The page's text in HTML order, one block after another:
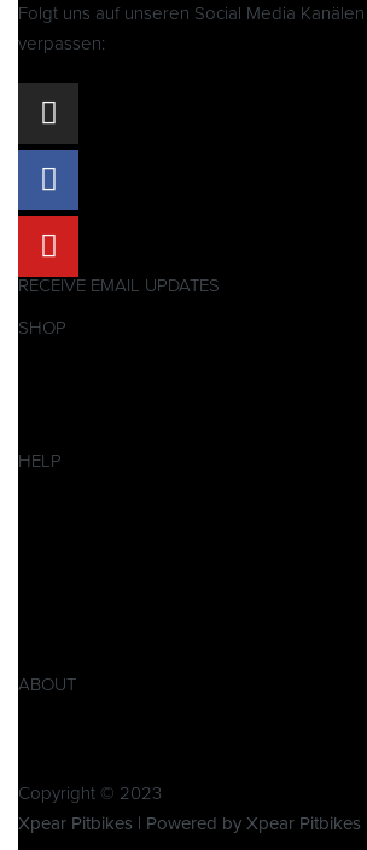
Folgt uns auf unseren Social Media
verpassen:
RECEIVE EMAIL UPDATES
SHOP
HELP
ABOUT
Copyright © 2023
Xpear Pitbikes | Powered by Xpear Pitbikes